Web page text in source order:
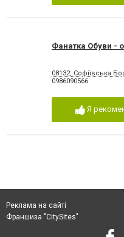
Фанатка Обуви -
08132, Софіївська
0986090566
Я
Реклама на сайті
Франшиза "CitySites"